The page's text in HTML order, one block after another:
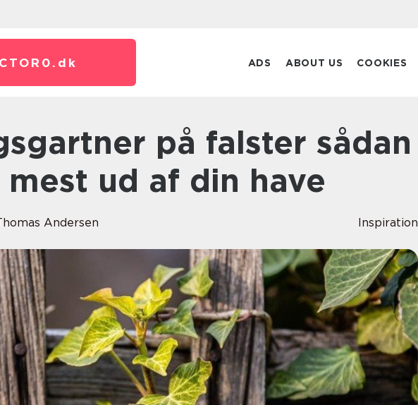
dk ADS ABOUT US COOKIES
ud af din have
Andersen Inspiration